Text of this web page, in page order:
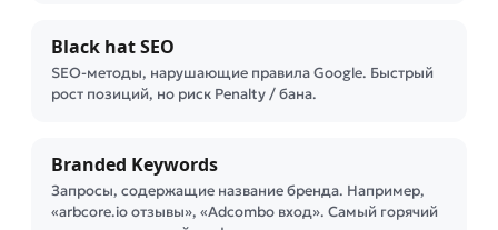
Black hat SEO
SEO-методы, нарушающие правила Google. Быстрый
рост позиций, но риск Penalty / банa.
Branded Keywords
Запросы, содержащие название бренда. Например,
«arbcore.io отзывы», «Adcombo вход». Самый горячий